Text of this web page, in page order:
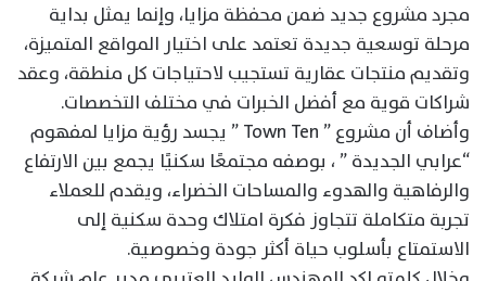
مجرد مشروع جديد ضمن محفظة مزايا، وإنما يمثل بداية
مرحلة توسعية جديدة تعتمد على اختيار المواقع المتميزة،
وتقديم منتجات عقارية تستجيب لاحتياجات كل منطقة، وعقد
شراكات قوية مع أفضل الخبرات في مختلف التخصصات.
وأضاف أن مشروع ” Town Ten ” يجسد رؤية مزايا لمفهوم
“عرابي الجديدة ” ، بوصفه مجتمعًا سكنيًا يجمع بين الارتفاع
والرفاهية والهدوء والمساحات الخضراء، ويقدم للعملاء
تجربة متكاملة تتجاوز فكرة امتلاك وحدة سكنية إلى
الاستمتاع بأسلوب حياة أكثر جودة وخصوصية.